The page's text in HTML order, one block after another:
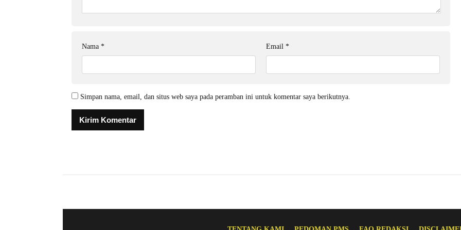
Nama * Email *
Simpan nama, email, dan situs web saya pada peramban ini untuk komentar saya berikutnya.